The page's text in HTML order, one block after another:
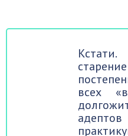
всех